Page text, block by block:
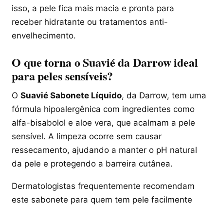
isso, a pele fica mais macia e pronta para
receber hidratante ou tratamentos anti-
envelhecimento.
O que torna o Suavié da Darrow ideal
para peles sensíveis?
O Suavié Sabonete Líquido, da Darrow, tem uma
fórmula hipoalergênica com ingredientes como
alfa-bisabolol e aloe vera, que acalmam a pele
sensível. A limpeza ocorre sem causar
ressecamento, ajudando a manter o pH natural
da pele e protegendo a barreira cutânea.
Dermatologistas frequentemente recomendam
este sabonete para quem tem pele facilmente